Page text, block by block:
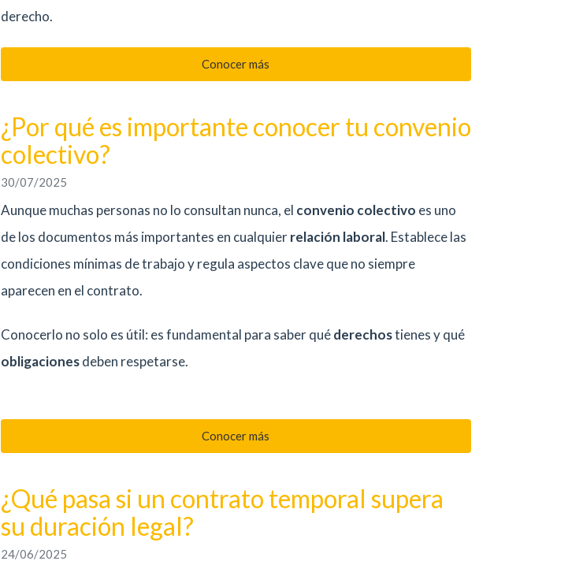
derecho.
Conocer más
¿Por qué es importante conocer tu convenio
colectivo?
30/07/2025
Aunque muchas personas no lo consultan nunca, el convenio colectivo es uno
de los documentos más importantes en cualquierrelación laboral. Establece las
condiciones mínimas de trabajo y regula aspectos clave que no siempre
aparecen en el contrato.
Conocerlo no solo es útil: es fundamental para saber quéderechostienes y qué
obligacionesdeben respetarse.
Conocer más
¿Qué pasa si un contrato temporal supera
su duración legal?
24/06/2025